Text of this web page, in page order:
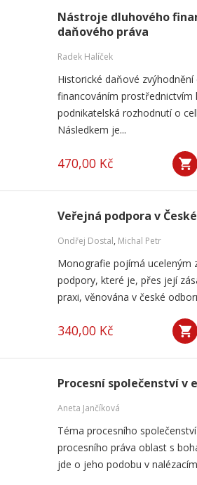
Nástroje dluhového
daňového práva
Radek Halíček
Historické daňové
financováním prostřednictvím
podnikatelská rozhodnutí o
Následkem je...
470,00 Kč
Veřejná podpora v
Ondřej Dostal, Michal Petr
Monografie pojímá uceleným
podpory, které je, přes její
praxi, věnována v české
340,00 Kč
Procesní společenství v
Aneta Jančíková
Téma procesního
procesního práva oblast s
jde o jeho podobu v